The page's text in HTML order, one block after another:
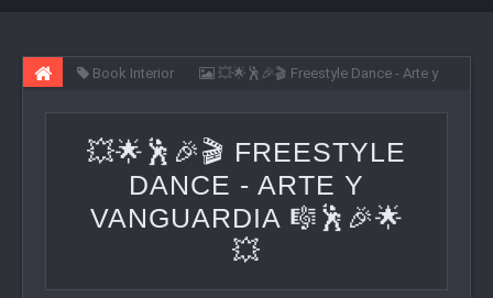
Book Interior
💥🌟🕺🎉🎬 Freestyle Dance - Arte y
💥🌟🕺🎉🎬 FREESTYLE
DANCE - ARTE Y
VANGUARDIA 🎼🕺🎉🌟
💥